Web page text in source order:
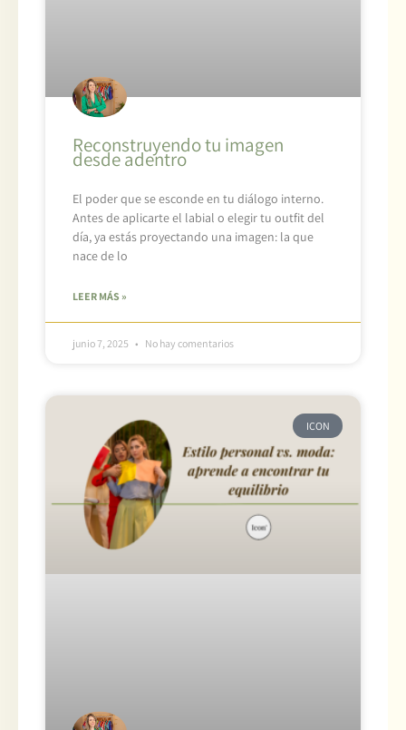
Reconstruyendo tu imagen
desde adentro
El poder que se esconde en tu diálogo interno.
Antes de aplicarte el labial o elegir tu outfit del
día, ya estás proyectando una imagen: la que
nace de lo
LEER MÁS »
junio 7, 2025 No hay comentarios
ICON